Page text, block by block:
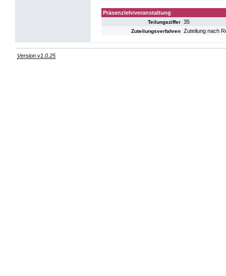
Präsenzlehrveranstaltung
Teilungsziffer 35
Zuteilungsverfahren Zuteilung nach
Version v1.0.25